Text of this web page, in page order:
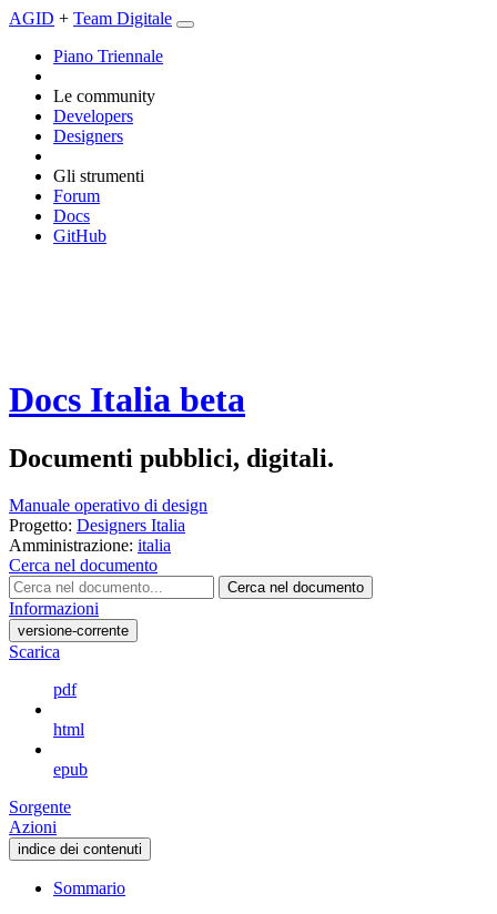
AGID + Team Digitale
Piano Triennale
Le community
Developers
Designers
Gli strumenti
Forum
Docs
GitHub
Docs Italia beta
Documenti pubblici, digitali.
Manuale operativo di design
Progetto: Designers Italia
Amministrazione: italia
Cerca nel documento
Cerca nel documento
Informazioni
versione-corrente
Scarica
pdf
html
epub
Sorgente
Azioni
indice dei contenuti
Sommario